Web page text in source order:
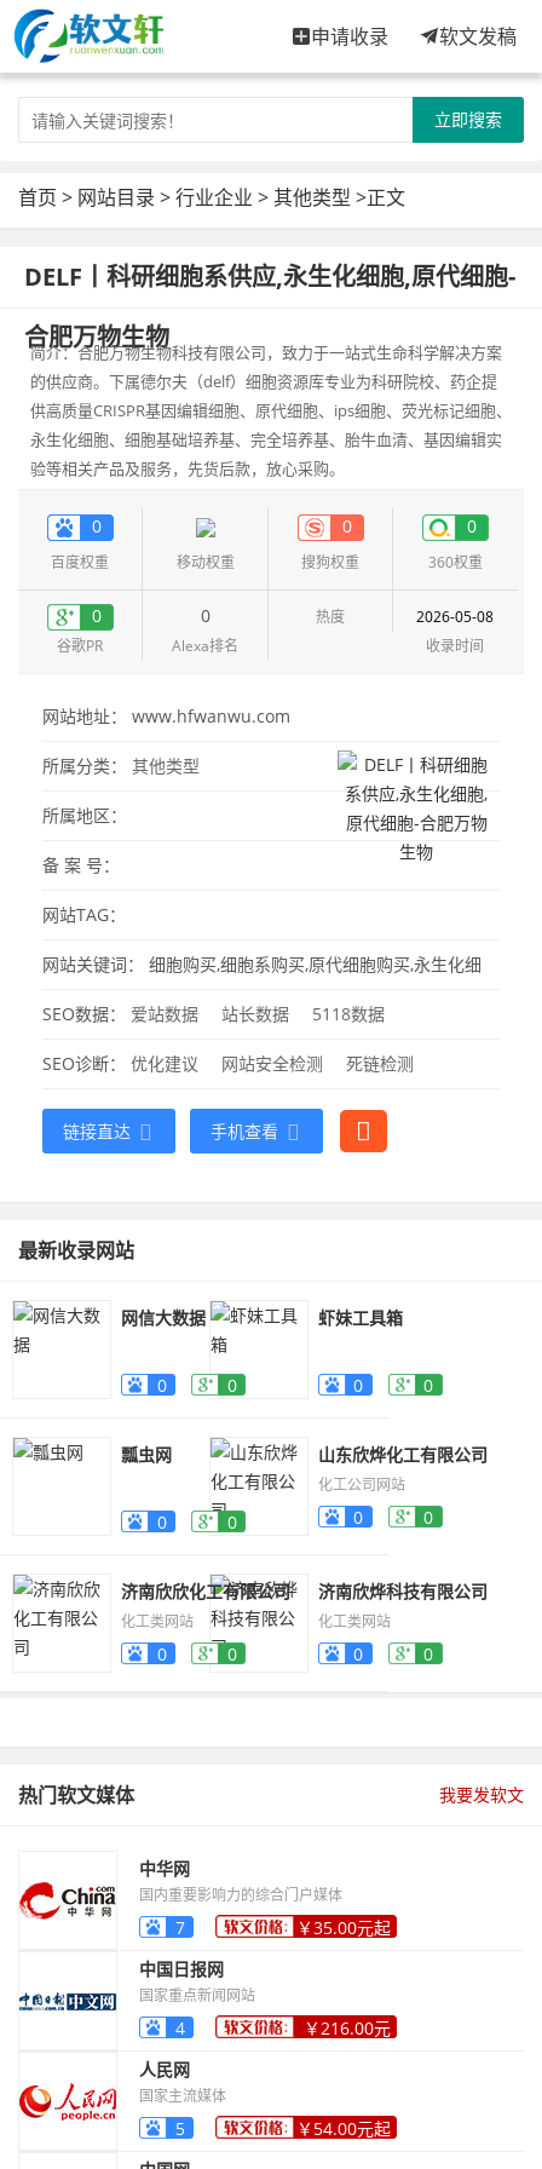
申请收录 软文发稿
立即搜索
首页 > 网站目录 >行业企业 >其他类型 >正文
DELF丨科研细胞系供应,永生化细胞,原代细胞-
合肥万物生物
简介：合肥万物生物科技有限公司，致力于一站式生命科学解决方案
的供应商。下属德尔夫（delf）细胞资源库专业为科研院校、药企提
供高质量CRISPR基因编辑细胞、原代细胞、ips细胞、荧光标记细胞、
永生化细胞、细胞基础培养基、完全培养基、胎牛血清、基因编辑实
验等相关产品及服务，先货后款，放心采购。
0
百度权重 移动权重
0
搜狗权重
0
360权重
0
谷歌PR
0
Alexa排名
热度
2026-05-08
收录时间
网站地址： www.hfwanwu.com
所属分类： 其他类型
所属地区：
备 案 号：
网站TAG：
网站关键词： 细胞购买,细胞系购买,原代细胞购买,永生化细
胞,耐药细胞系,,稳转株构建,atcc细胞代购,原代细胞,细胞系,上
海细胞库,武汉细胞库,原代细胞定制,合肥万物生物
SEO数据： 爱站数据 站长数据 5118数据
SEO诊断： 优化建议 网站安全检测 死链检测
链接直达 手机查看
最新收录网站
网信大数据
0 0
虾妹工具箱
0 0
瓢虫网
0 0
山东欣烨化工有限公司
化工公司网站
0 0
济南欣欣化工有限公司
化工类网站
0 0
济南欣烨科技有限公司
化工类网站
0 0
热门软文媒体 我要发软文
中华网
国内重要影响力的综合门户媒体
7
￥35.00元起
中国日报网
国家重点新闻网站
4
￥216.00元
人民网
国家主流媒体
5
￥54.00元起